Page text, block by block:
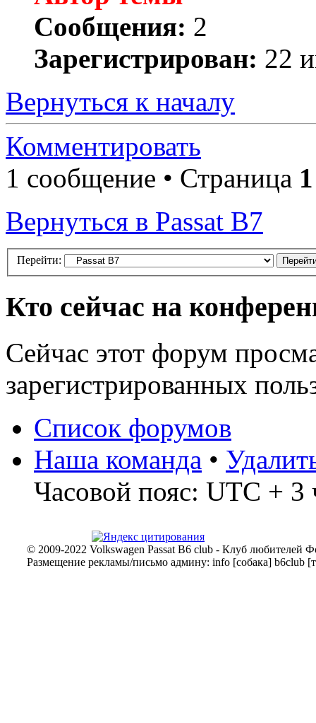
Сообщения: 2
Зарегистрирован: 22
Вернуться к началу
Комментировать
1 сообщение • Страница 1
Вернуться в Passat B7
Перейти:
Кто сейчас на
Сейчас этот форум
зарегистрированных
Список форумов
Наша команда •
Часовой пояс: UTC + 3
© 2009-2022 Volkswagen Passat B6 club - Клуб любителей
Размещение рекламы/письмо админу: info [собака] b6club